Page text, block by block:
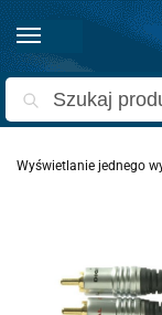
Strona główna
Wyświetlanie jednego